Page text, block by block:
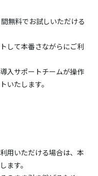
無料でお試しいただける
して本番さながらにご利
入サポートチームが操作
いたします。
用いただける場合は、本
ます。